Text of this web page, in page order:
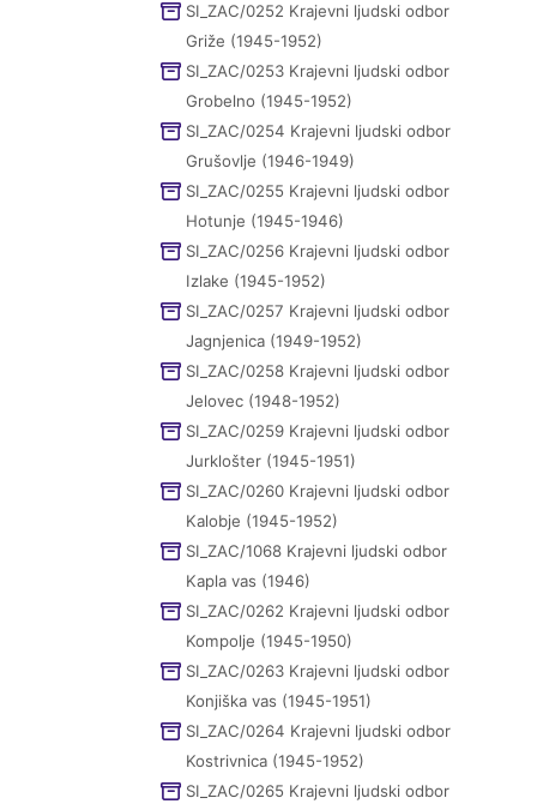
SI_ZAC/0252 Krajevni ljudski odbor
Griže (1945-1952)
SI_ZAC/0253 Krajevni ljudski odbor
Grobelno (1945-1952)
SI_ZAC/0254 Krajevni ljudski odbor
Grušovlje (1946-1949)
SI_ZAC/0255 Krajevni ljudski odbor
Hotunje (1945-1946)
SI_ZAC/0256 Krajevni ljudski odbor
Izlake (1945-1952)
SI_ZAC/0257 Krajevni ljudski odbor
Jagnjenica (1949-1952)
SI_ZAC/0258 Krajevni ljudski odbor
Jelovec (1948-1952)
SI_ZAC/0259 Krajevni ljudski odbor
Jurklošter (1945-1951)
SI_ZAC/0260 Krajevni ljudski odbor
Kalobje (1945-1952)
SI_ZAC/1068 Krajevni ljudski odbor
Kapla vas (1946)
SI_ZAC/0262 Krajevni ljudski odbor
Kompolje (1945-1950)
SI_ZAC/0263 Krajevni ljudski odbor
Konjiška vas (1945-1951)
SI_ZAC/0264 Krajevni ljudski odbor
Kostrivnica (1945-1952)
SI_ZAC/0265 Krajevni ljudski odbor